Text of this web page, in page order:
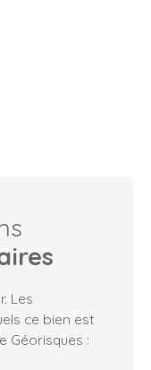
Les
ce bien est
Géorisques :